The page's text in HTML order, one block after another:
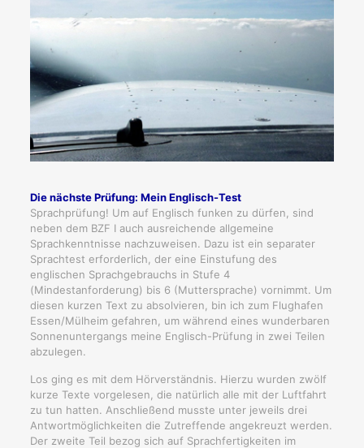
Die nächste Prüfung: Mein Englisch-Test
Sprachprüfung! Um auf Englisch funken zu dürfen, sind
neben dem BZF I auch ausreichende allgemeine
Sprachkenntnisse nachzuweisen. Dazu ist ein separater
Sprachtest erforderlich, der eine Einstufung des
englischen Sprachgebrauchs in Stufe 4
(Mindestanforderung) bis 6 (Muttersprache) vornimmt. Um
diesen kurzen Text zu absolvieren, bin ich zum Flughafen
Essen/Mülheim gefahren, um während eines wunderbaren
Sonnenuntergangs meine Englisch-Prüfung in zwei Teilen
abzulegen.
Los ging es mit dem Hörverständnis. Hierzu wurden zwölf
kurze Texte vorgelesen, die natürlich alle mit der Luftfahrt
zu tun hatten. Anschließend musste unter jeweils drei
Antwortmöglichkeiten die Zutreffende angekreuzt werden.
Der zweite Teil bezog sich auf Sprachfertigkeiten im